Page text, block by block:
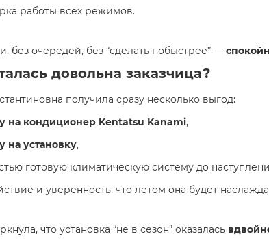
работы всех режимов.
без очередей, без “сделать побыстрее” —
довольна заказчица?
получила сразу несколько выгод:
на кондиционер Kentatsu Kanami,
на установку,
готовую климатическую систему до
и уверенность, что летом она будет
что установка “не в сезон” оказалась